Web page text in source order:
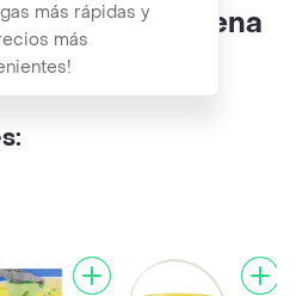
más rápidas y
más
Crea Y Disena